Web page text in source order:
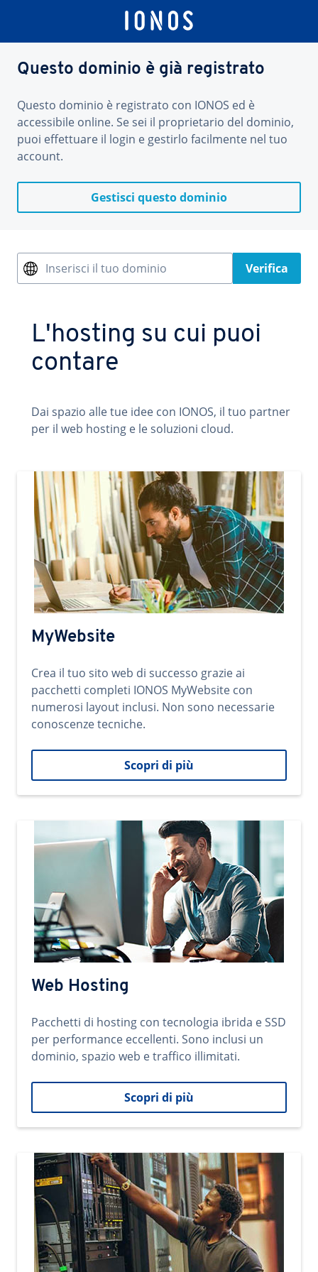
Questo dominio è già registrato
Questo dominio è registrato con IONOS ed è
accessibile online. Se sei il proprietario del dominio,
puoi effettuare il login e gestirlo facilmente nel tuo
account.
Gestisci questo dominio
Inserisci il tuo dominio Verifica
L'hosting su cui puoi
contare
Dai spazio alle tue idee con IONOS, il tuo partner
per il web hosting e le soluzioni cloud.
MyWebsite
Crea il tuo sito web di successo grazie ai
pacchetti completi IONOS MyWebsite con
numerosi layout inclusi. Non sono necessarie
conoscenze tecniche.
Scopri di più
Web Hosting
Pacchetti di hosting con tecnologia ibrida e SSD
per performance eccellenti. Sono inclusi un
dominio, spazio web e traffico illimitati.
Scopri di più